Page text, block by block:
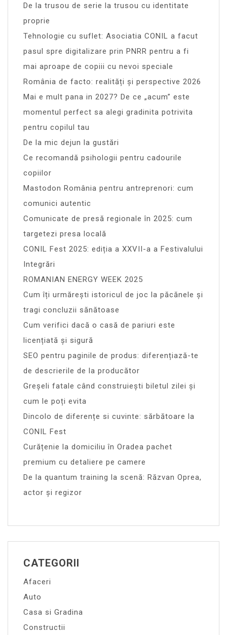
De la trusou de serie la trusou cu identitate
proprie
Tehnologie cu suflet: Asociatia CONIL a facut
pasul spre digitalizare prin PNRR pentru a fi
mai aproape de copiii cu nevoi speciale
România de facto: realități și perspective 2026
Mai e mult pana in 2027? De ce „acum” este
momentul perfect sa alegi gradinita potrivita
pentru copilul tau
De la mic dejun la gustări
Ce recomandă psihologii pentru cadourile
copiilor
Mastodon România pentru antreprenori: cum
comunici autentic
Comunicate de presă regionale în 2025: cum
targetezi presa locală
CONIL Fest 2025: ediția a XXVII-a a Festivalului
Integrări
ROMANIAN ENERGY WEEK 2025
Cum îți urmărești istoricul de joc la păcănele și
tragi concluzii sănătoase
Cum verifici dacă o casă de pariuri este
licențiată și sigură
SEO pentru paginile de produs: diferențiază-te
de descrierile de la producător
Greșeli fatale când construiești biletul zilei și
cum le poți evita
Dincolo de diferențe si cuvinte: sărbătoare la
CONIL Fest
Curățenie la domiciliu în Oradea pachet
premium cu detaliere pe camere
De la quantum training la scenă: Răzvan Oprea,
actor și regizor
CATEGORII
Afaceri
Auto
Casa si Gradina
Constructii